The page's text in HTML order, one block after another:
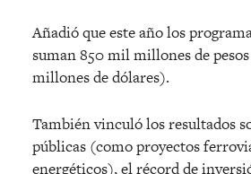
Añadió que este año los
suman 850 mil millones de
millones de dólares).
También vinculó los resultados
públicas (como proyectos
energéticos), el récord de